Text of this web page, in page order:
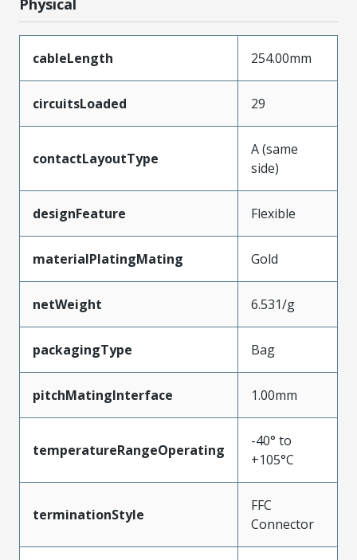
Physical
cableLength 254.00mm
circuitsLoaded 29
contactLayoutType
A (same
side)
designFeature Flexible
materialPlatingMating Gold
netWeight 6.531/g
packagingType Bag
pitchMatingInterface 1.00mm
temperatureRangeOperating
-40° to
+105°C
terminationStyle
FFC
Connector